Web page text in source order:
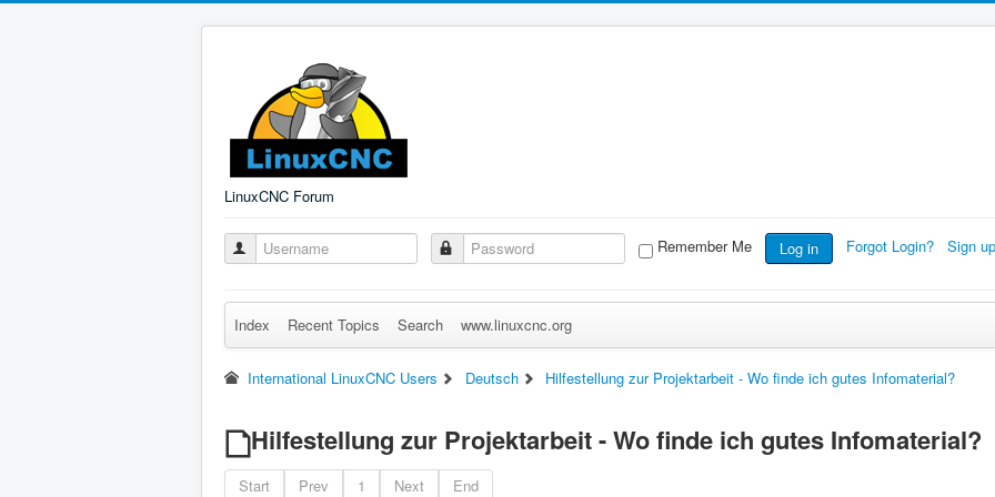
LinuxCNC Forum
Remember Me Log in Forgot Login? Sign
Index Recent Topics Search www.linuxcnc.org
International LinuxCNC Users Deutsch Hilfestellung zur Projektarbeit - Wo finde ich gutes Infomaterial?
Hilfestellung zur Projektarbeit - Wo finde ich gutes Infomaterial?
Start Prev 1 Next End